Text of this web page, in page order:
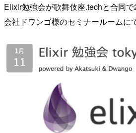
Elixir勉強会が歌舞伎座.techと合同
会社ドワンゴ様のセミナールームに